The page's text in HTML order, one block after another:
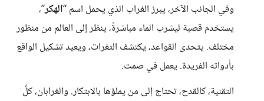
وفي الجانب الآخر، يبرز الغراب الذي يحمل اسم “الهكر”،
يستخدم قصبة ليشرب الماء مباشرةً، ينظر إلى العالم من منظور
مختلف. يتحدى القواعد، يكتشف الثغرات، ويعيد تشكيل الواقع
بأدواته الفريدة. يعمل في صمت.
التقنية، كالقدح، تحتاج إلى من يملؤها بالابتكار. والغرابان، كلٌ